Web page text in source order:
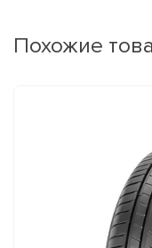
Похожие